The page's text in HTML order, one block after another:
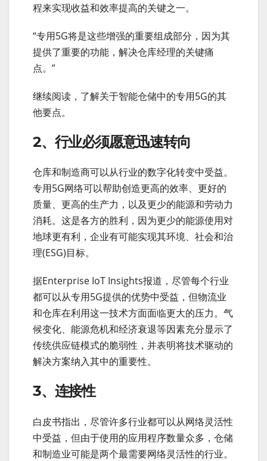
程来实现收益和效率提高的关键之一。
“专用5G将是这些增强的重要组成部分，因为其
提供了重要的功能，解决仓库经理的关键痛
点。”
继续阅读，了解关于智能仓储中的专用5G的其
他要点。
2、行业必须愿意迅速转向
仓库和制造商可以从行业的数字化转变中受益。
专用5G网络可以帮助创造更高的效率、更好的
质量、更高的生产力，以及更少的能源和劳动力
消耗。这是各方的胜利，因为更少的能源使用对
地球更有利，企业有可能实现其环境、社会和治
理(ESG)目标。
据Enterprise IoT Insights报道，尽管每个行业
都可以从专用5G提供的优势中受益，但物流业
和仓库在利用这一技术方面面临更大的压力。气
候变化、能源危机和经济衰退等因素充分显示了
传统供应链模式的脆弱性，并表明将技术驱动的
解决方案纳入其中的重要性。
3、连接性
白皮书指出，尽管许多行业都可以从网络灵活性
中受益，但由于使用的应用程序数量众多，仓储
和制造业可能是两个最需要网络灵活性的行业。